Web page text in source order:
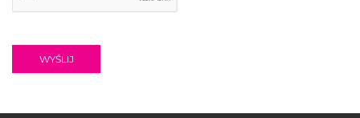
WYŚLIJ